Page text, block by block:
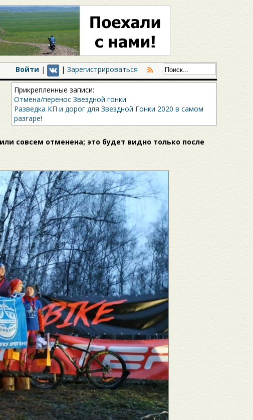
Войти | |Зарегистрироваться
Прикрепленные записи:
Отмена/перенос Звездной гонки
Разведка КП и дорог для Звездной Гонки 2020 в самом
разгаре!
совсем отменена; это будет видно только после